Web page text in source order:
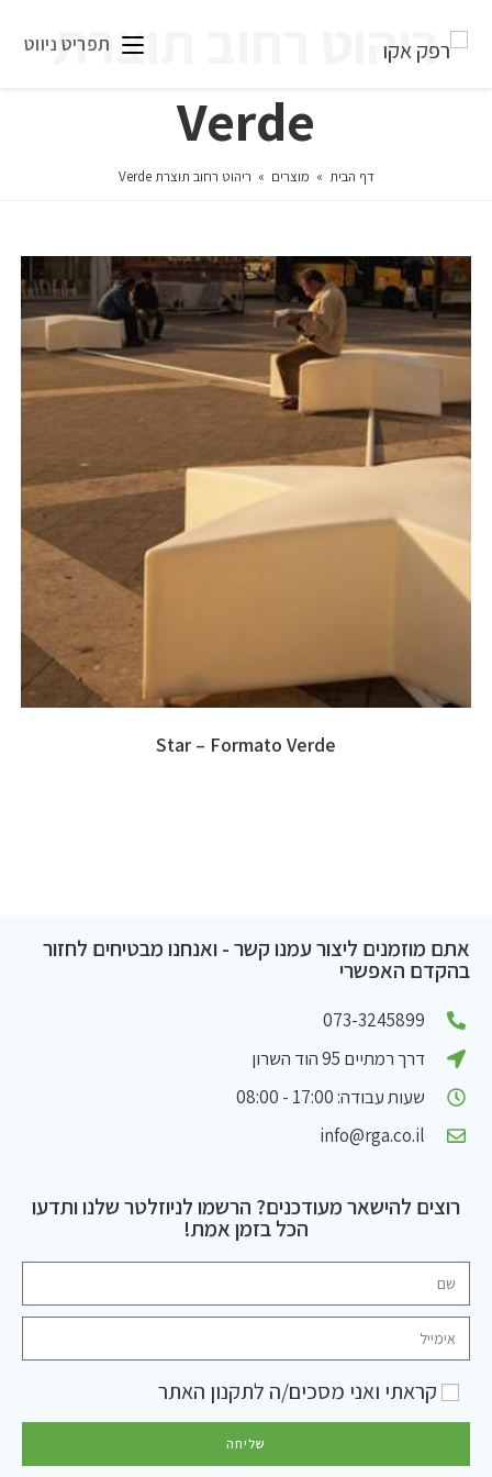
תפריט ניווט
ריהוט רחוב תוצרת
Verde
דף הבית » מוצרים » ריהוט רחוב תוצרת Verde
Star – Formato Verde
אתם מוזמנים ליצור עמנו קשר - ואנחנו מבטיחים לחזור
בהקדם האפשרי
073-3245899
דרך רמתיים 95 הוד השרון
שעות עבודה: 17:00 - 08:00
info@rga.co.il
רוצים להישאר מעודכנים? הרשמו לניוזלטר שלנו ותדעו
הכל בזמן אמת!
קראתי ואני מסכים/ה לתקנון האתר
שליחה